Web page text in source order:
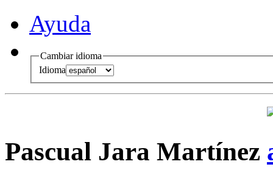
Ayuda
Cambiar idioma
Idioma
Pascual Jara Martínez